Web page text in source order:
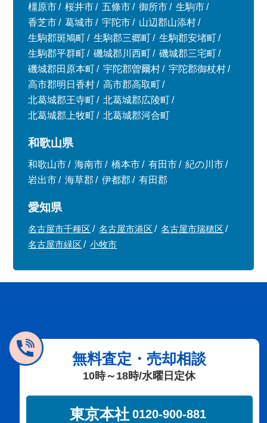
橿原市
桜井市 五條市 御所市
生駒市
香芝市
葛城市 宇陀市
山辺郡山添村
生駒郡斑鳩町
生駒郡三郷町
生駒郡安堵町
生駒郡平群町
磯城郡川西町
磯城郡三宅町
磯城郡田原本町
宇陀郡曽爾村
宇陀郡御杖村
高市郡明日香村
高市郡高取町
北葛城郡王寺町
北葛城郡広陵町
北葛城郡上牧町
北葛城郡河合町
和歌山県
和歌山市 海南市 橋本市 有田市
紀の川市
岩出市
海草郡 伊都郡 有田郡
愛知県
名古屋市千種区 名古屋市港区
名古屋市瑞穂区
名古屋市緑区
小牧市
無料査定・売却相談
10時～18時/水曜日定休
東京本社 0120-900-881